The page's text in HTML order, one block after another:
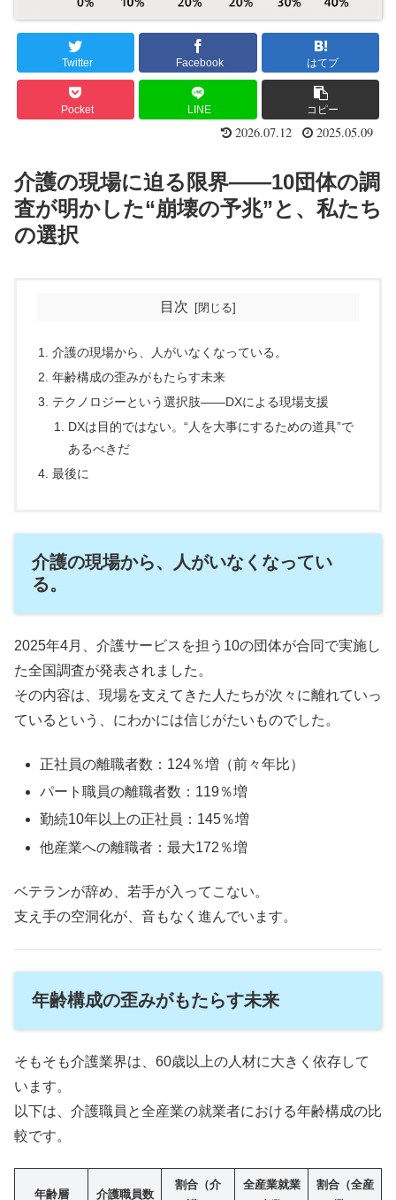
Twitter Facebook はてブ
Pocket LINE コピー
2026.07.12 2025.05.09
介護の現場に迫る限界――10団体の調
査が明かした“崩壊の予兆”と、私たち
の選択
目次
介護の現場から、人がいなくなっている。
年齢構成の歪みがもたらす未来
テクノロジーという選択肢――DXによる現場支援
DXは目的ではない。“人を大事にするための道具”で
あるべきだ
最後に
介護の現場から、人がいなくなってい
る。
2025年4月、介護サービスを担う10の団体が合同で実施し
た全国調査が発表されました。
その内容は、現場を支えてきた人たちが次々に離れていっ
ているという、にわかには信じがたいものでした。
正社員の離職者数：124％増（前々年比）
パート職員の離職者数：119％増
勤続10年以上の正社員：145％増
他産業への離職者：最大172％増
ベテランが辞め、若手が入ってこない。
支え手の空洞化が、音もなく進んでいます。
年齢構成の歪みがもたらす未来
そもそも介護業界は、60歳以上の人材に大きく依存して
います。
以下は、介護職員と全産業の就業者における年齢構成の比
較です。
年齢層 介護職員数
割合（介
全産業就業
割合（全産